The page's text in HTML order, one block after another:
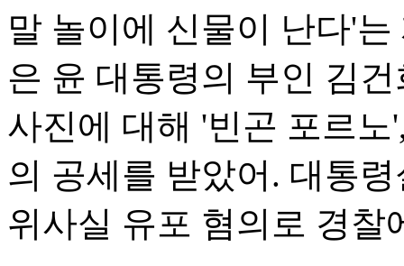
말 놀이에 신물이 난다'
은 윤 대통령의 부인 김
사진에 대해 '빈곤 포르
의 공세를 받았어. 대통
위사실 유포 혐의로 경찰